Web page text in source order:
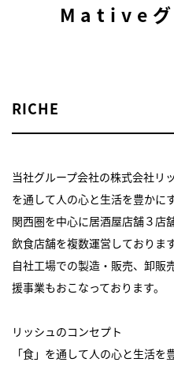
Mativeグ
RICHE
当社グループ会社の株式会社リ
を通して人の心と生活を豊かに
関西圏を中心に居酒屋店舗３店
飲食店舗を複数運営しております
自社工場での製造・販売、卸販
援事業もおこなっております。
リッシュのコンセプト
「食」を通して人の心と生活を